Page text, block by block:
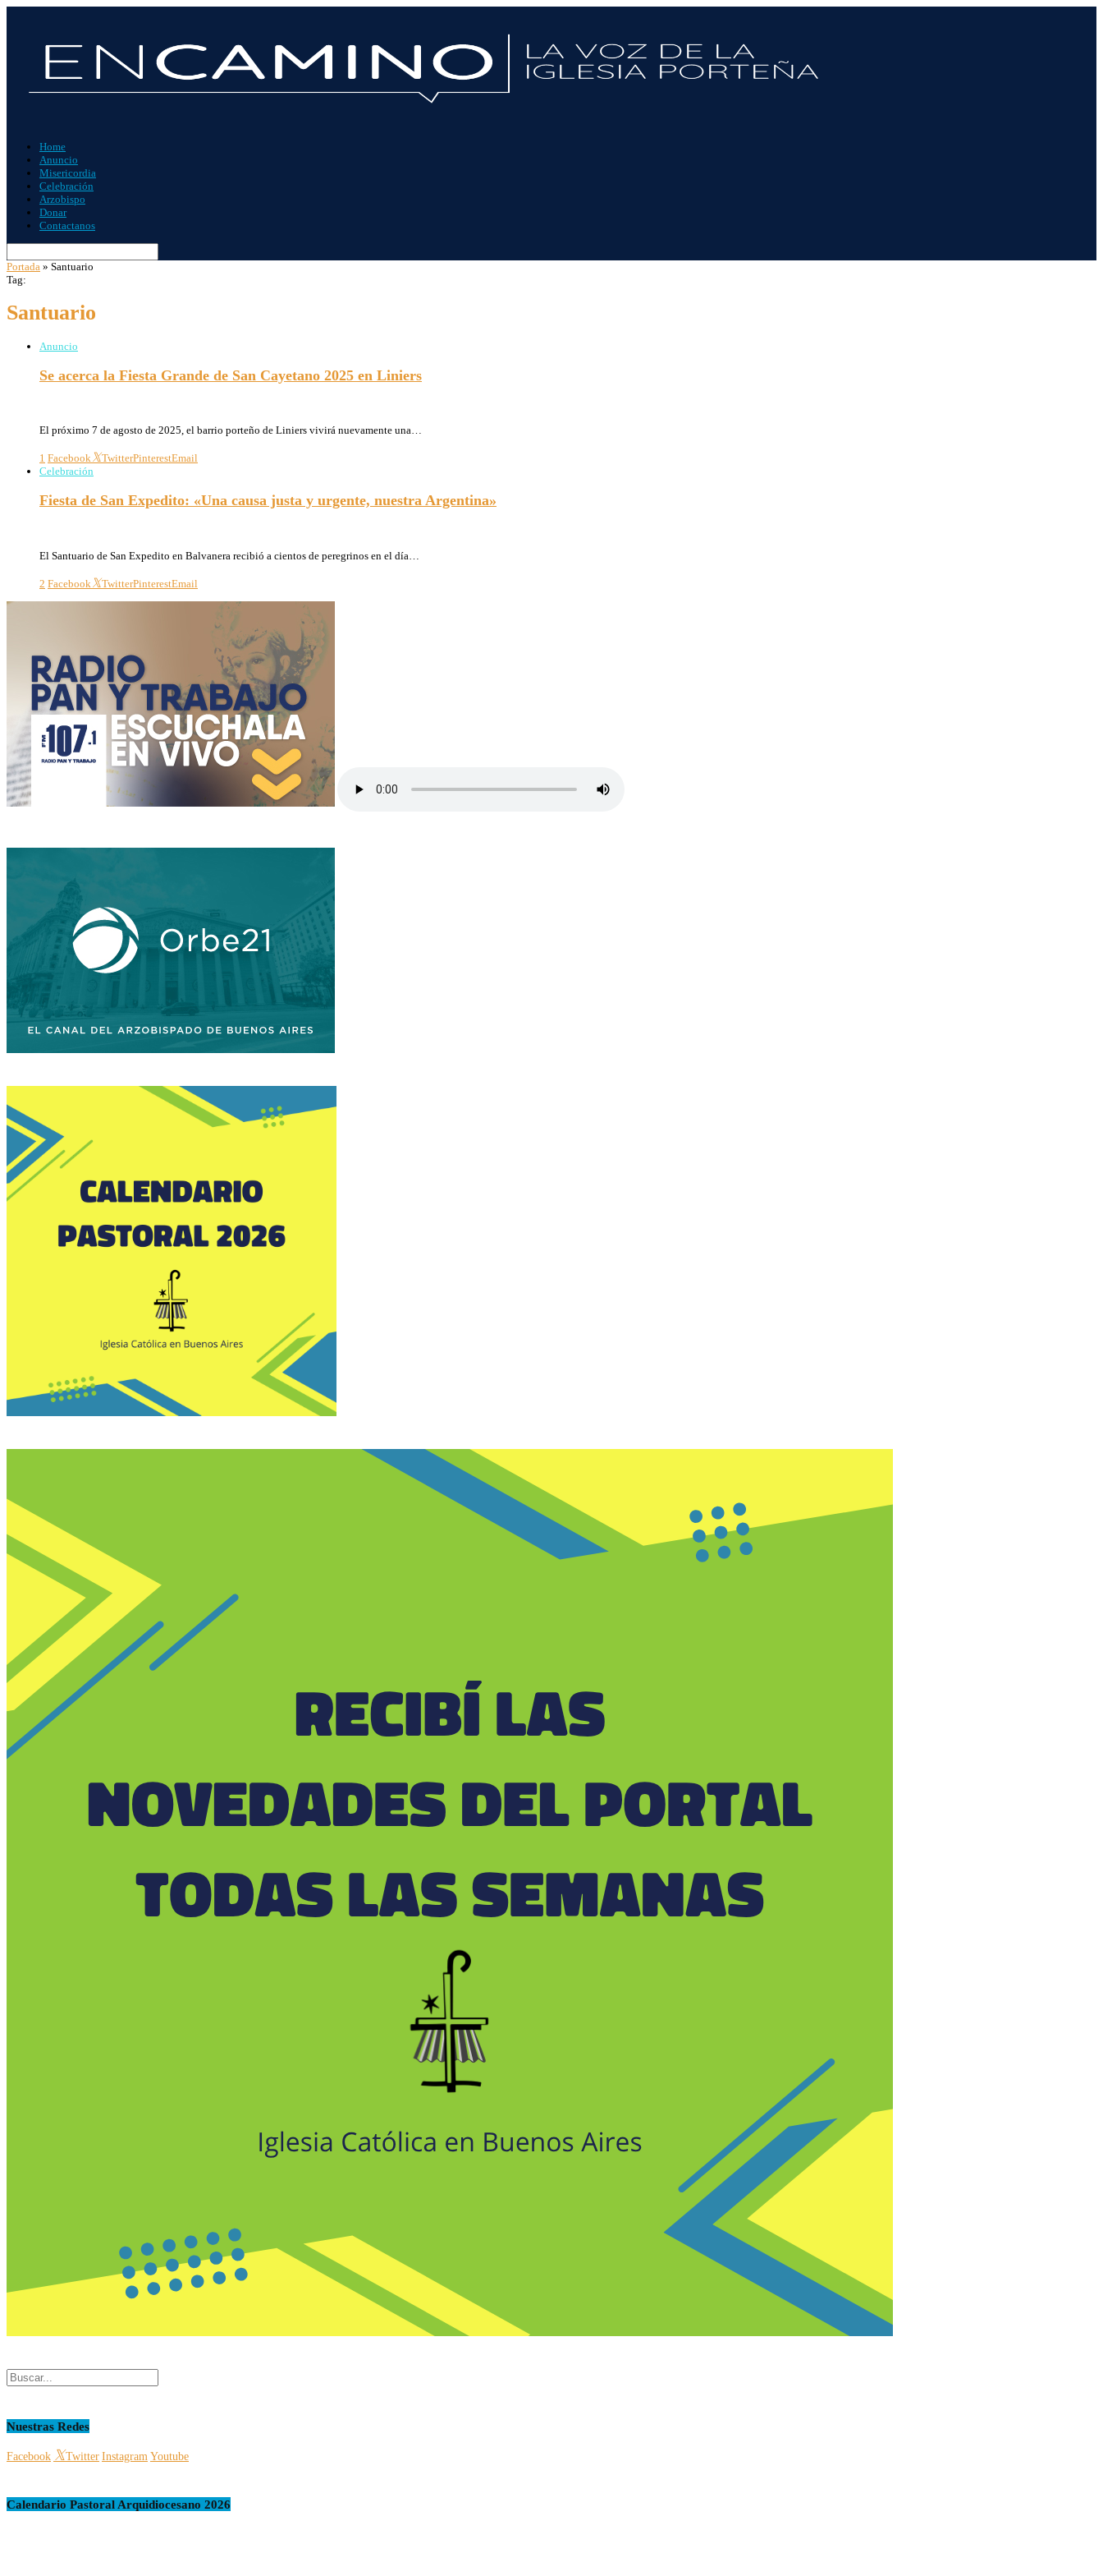
Home
Anuncio
Misericordia
Celebración
Arzobispo
Donar
Contactanos
Portada » Santuario
Tag:
Santuario
Anuncio
Se acerca la Fiesta Grande de San Cayetano 2025 en Liniers
El próximo 7 de agosto de 2025, el barrio porteño de Liniers vivirá nuevamente una…
1 Facebook TwitterPinterestEmail
Celebración
Fiesta de San Expedito: «Una causa justa y urgente, nuestra Argentina»
El Santuario de San Expedito en Balvanera recibió a cientos de peregrinos en el día…
2 Facebook TwitterPinterestEmail
Nuestras Redes
Facebook Twitter Instagram Youtube
Calendario Pastoral Arquidiocesano 2026